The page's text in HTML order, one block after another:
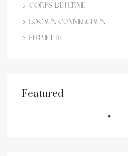
Corps de ferme
locaux commerciaux
Fermette
Featured